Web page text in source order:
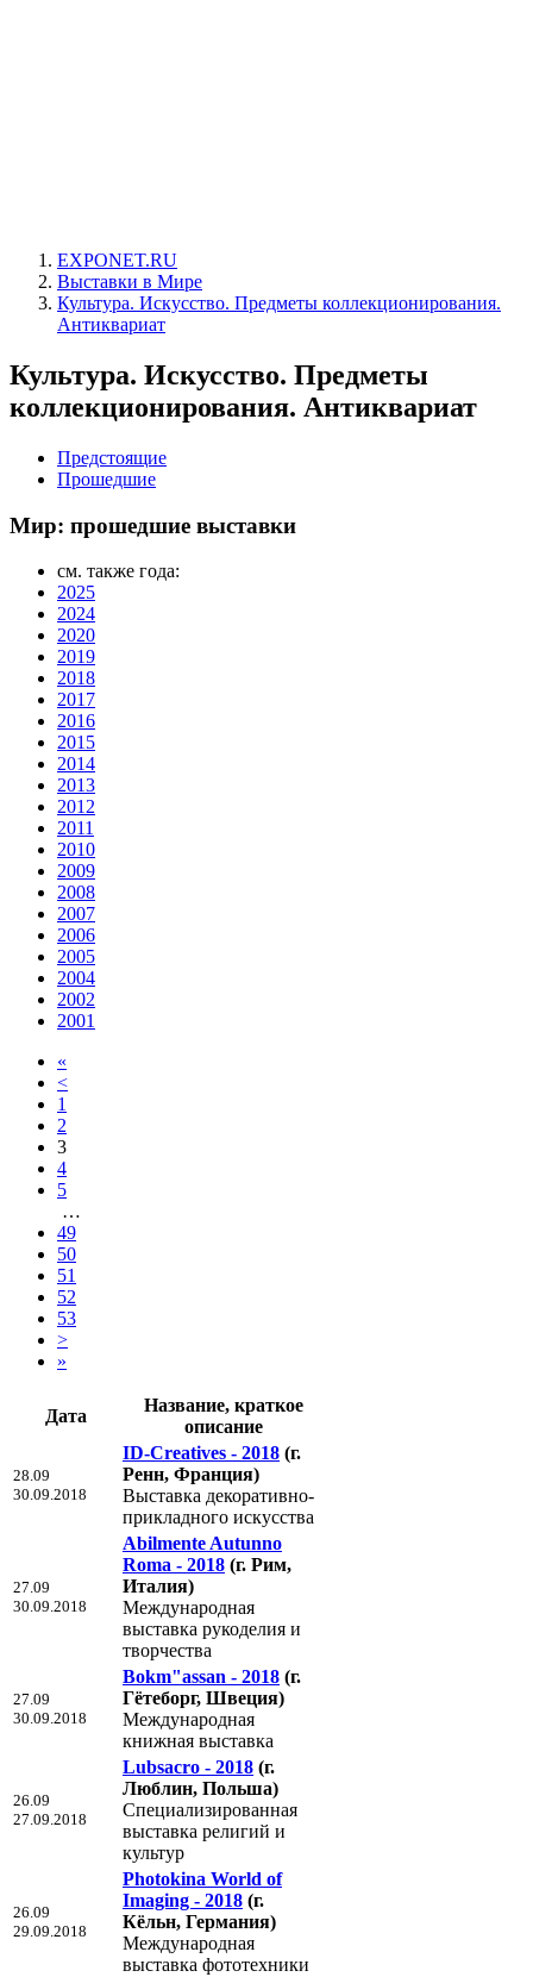
EXPONET.RU
Выставки в Мире
Культура. Искусство. Предметы коллекционирования.
Антиквариат
Культура. Искусство. Предметы
коллекционирования. Антиквариат
Предстоящие
Прошедшие
Мир: прошедшие выставки
см. также года:
2025
2024
2020
2019
2018
2017
2016
2015
2014
2013
2012
2011
2010
2009
2008
2007
2006
2005
2004
2002
2001
«
<
1
2
3
4
5
…
49
50
51
52
53
>
»
Дата
Название, краткое
описание
28.09
30.09.2018
ID-Creatives - 2018 (г.
Ренн, Франция)
Выставка декоративно-
прикладного искусства
27.09
30.09.2018
Abilmente Autunno
Roma - 2018 (г. Рим,
Италия)
Международная
выставка рукоделия и
творчества
27.09
30.09.2018
Bokm"assan - 2018 (г.
Гётеборг, Швеция)
Международная
книжная выставка
26.09
27.09.2018
Lubsacro - 2018 (г.
Люблин, Польша)
Специализированная
выставка религий и
культур
26.09
29.09.2018
Photokina World of
Imaging - 2018 (г.
Кёльн, Германия)
Международная
выставка фототехники